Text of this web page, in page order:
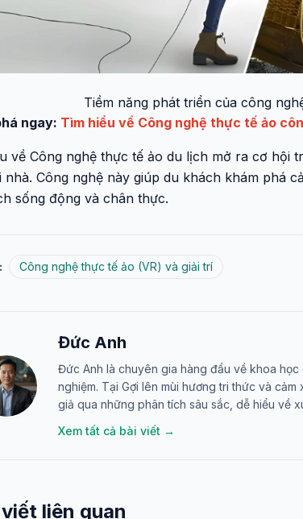
Tiềm năng phát triển của công
ngay: Tìm hiểu về Công nghệ thực tế ảo
về Công nghệ thực tế ảo du lịch mở ra cơ hội
nhà. Công nghệ này giúp du khách khám phá
sống động và chân thực.
Công nghệ thực tế ảo (VR) và giải trí
Đức Anh
Đức Anh là chuyên gia hàng đầu về khoa học
nghiệm. Tại Gợi lên mùi hương tri thức và
giả qua những phân tích sâu sắc, dễ hiểu về
Xem tất cả bài viết →
liên quan